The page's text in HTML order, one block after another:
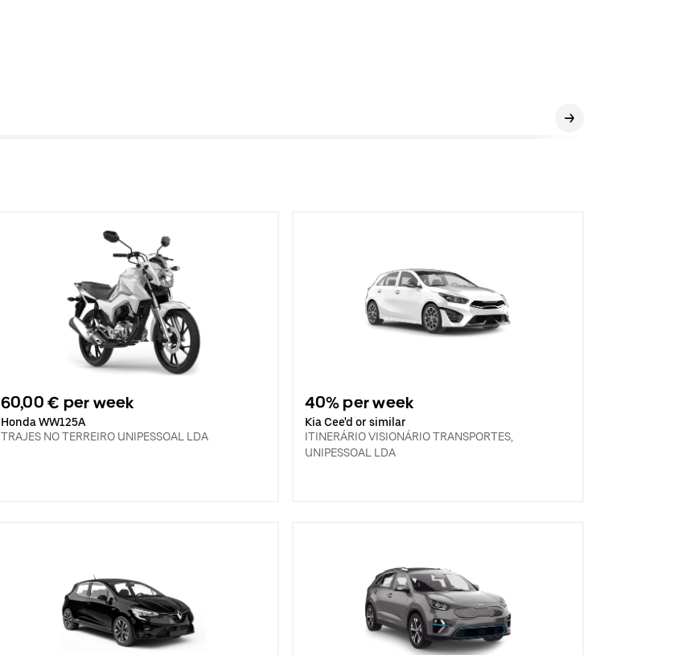
60,00 € per week
Honda WW125A
TRAJES NO TERREIRO UNIPESSOAL LDA
40% per week
Kia Cee'd or similar
ITINERÁRIO VISIONÁRIO TRANSPORTES,
UNIPESSOAL LDA